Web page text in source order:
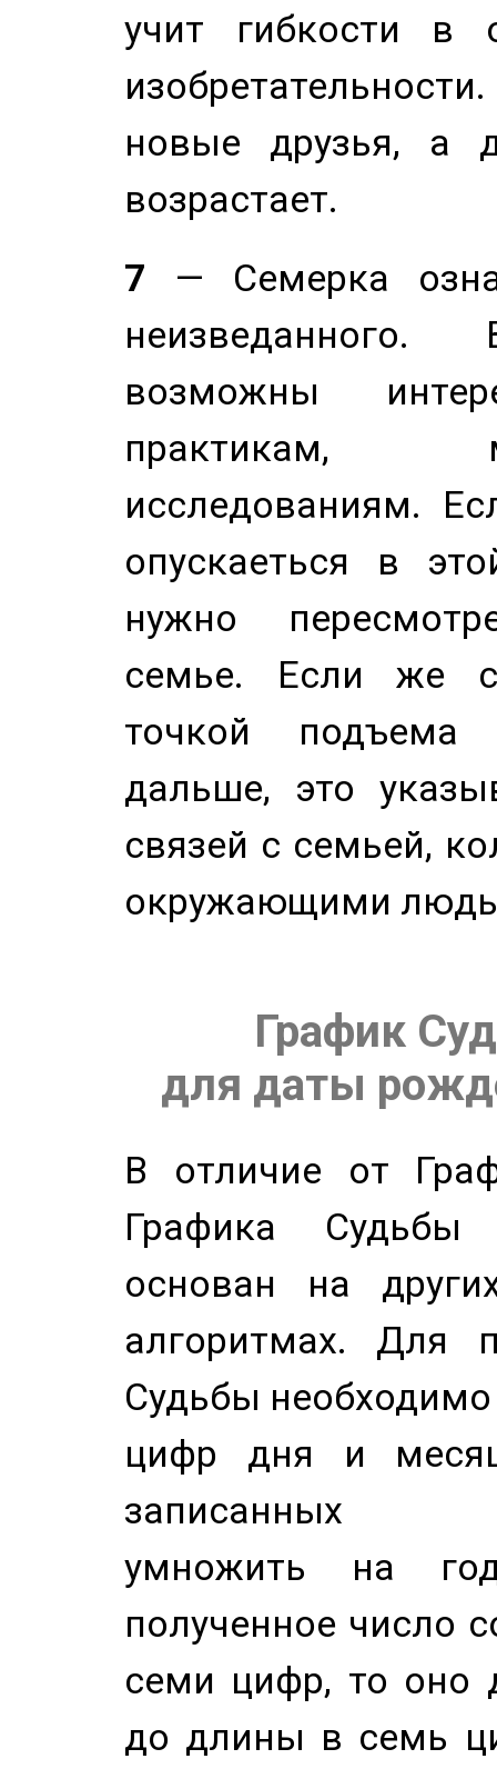
учит гибкости в
новые друзья, а
возрастает.
7 — Семерка
возможны
практикам,
исследованиям.
опускаеться в
нужно
семье. Если же
точкой
дальше, это
связей с семьей,
окружающими
График
для даты
В отличие от
Графика
основан на
алгоритмах. Для
Судьбы
цифр дня и
записанных
умножить на
полученное число
семи цифр, то оно
до длины в семь